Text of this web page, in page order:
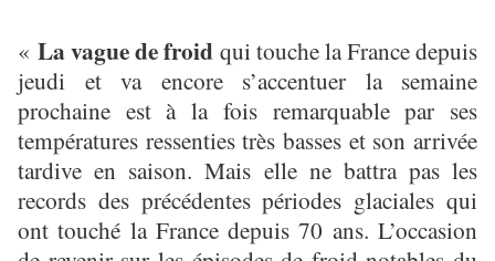
«La vague de froid qui touche la France depuis
jeudi et va encore s’accentuer la semaine
prochaine est à la fois remarquable par ses
températures ressenties très basses et son arrivée
tardive en saison. Mais elle ne battra pas les
records des précédentes périodes glaciales qui
ont touché la France depuis 70 ans. L’occasion